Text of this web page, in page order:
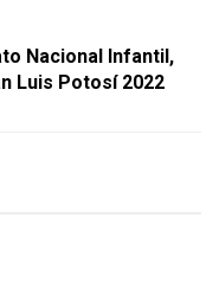
Nacional Infantil,
Luis Potosí 2022